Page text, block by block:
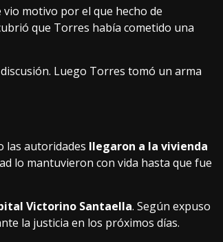
vio motivo por el que hecho de
que Torres había cometido una
Luego Torres tomó un arma
las autoridades llegaron a la vivienda
lo mantuvieron con vida hasta que fue
Victorino Santaella. Según expuso
la justicia en los próximos días.